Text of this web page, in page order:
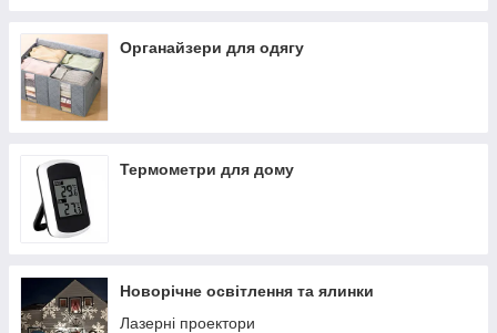
Органайзери для одягу
Термометри для дому
Новорічне освітлення та ялинки
Лазерні проектори